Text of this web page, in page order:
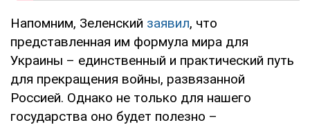
Напомним, Зеленский заявил, что
представленная им формула мира для
Украины – единственный и практический путь
для прекращения войны, развязанной
Россией. Однако не только для нашего
государства оно будет полезно –